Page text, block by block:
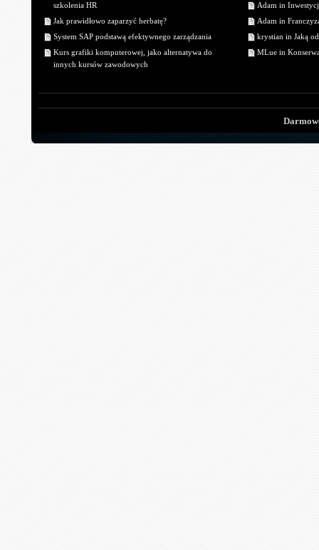
szkolenia HR
Jak prawidłowo zaparzyć herbatę?
System SAP podstawą efektywnego zarządzania
Kurs grafiki komputerowej, jako alternatywa do
innych kursów zawodowych
Adam in
Adam in
krystian in Jaką
MLue in